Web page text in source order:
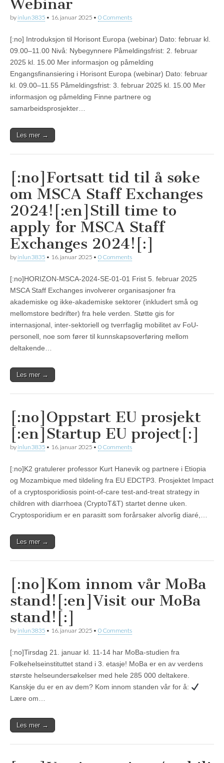
Webinar
by inlun3835 • 16. januar 2025 • 0 Comments
[:no] Introduksjon til Horisont Europa (webinar) Dato: februar kl.
09.00–11.00 Nivå: Nybegynnere Påmeldingsfrist: 2. februar
2025 kl. 15.00 Mer informasjon og påmelding
Engangsfinansiering i Horisont Europa (webinar) Dato: februar
kl. 09.00–11.55 Påmeldingsfrist: 3. februar 2025 kl. 15.00 Mer
informasjon og påmelding Finne partnere og
samarbeidsprosjekter…
Les mer →
[:no]Fortsatt tid til å søke
om MSCA Staff Exchanges
2024![:en]Still time to
apply for MSCA Staff
Exchanges 2024![:]
by inlun3835 • 16. januar 2025 • 0 Comments
[:no]HORIZON-MSCA-2024-SE-01-01 Frist 5. februar 2025
MSCA Staff Exchanges involverer organisasjoner fra
akademiske og ikke-akademiske sektorer (inkludert små og
mellomstore bedrifter) fra hele verden. Støtte gis for
internasjonal, inter-sektoriell og tverrfaglig mobilitet av FoU-
personell, noe som fører til kunnskapsoverføring mellom
deltakende…
Les mer →
[:no]Oppstart EU prosjekt
[:en]Startup EU project[:]
by inlun3835 • 16. januar 2025 • 0 Comments
[:no]K2 gratulerer professor Kurt Hanevik og partnere i Etiopia
og Mozambique med tildeling fra EU EDCTP3. Prosjektet Impact
of a cryptosporidiosis point-of-care test-and-treat strategy in
children with diarrhoea (CryptoT&T) startet denne uken.
Cryptosporidium er en parasitt som forårsaker alvorlig diaré,…
Les mer →
[:no]Kom innom vår MoBa
stand![:en]Visit our MoBa
stand![:]
by inlun3835 • 16. januar 2025 • 0 Comments
[:no]Tirsdag 21. januar kl. 11-14 har MoBa-studien fra
Folkehelseinstituttet stand i 3. etasje! MoBa er en av verdens
største helseundersøkelser med hele 285 000 deltakere.
Kanskje du er en av dem? Kom innom standen vår for å:
Lære om…
Les mer →